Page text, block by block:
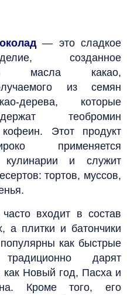
— это сладкое
созданное
масла какао,
из семян
дерева, которые
теобромин
Этот продукт
применяется
и служит
тортов, муссов,
входит в состав
а плитки и батончики
как быстрые
дарят
как Новый год, Пасха и
Кроме того, его